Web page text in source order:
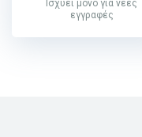
Ισχύει μόνο για νέες
εγγραφές